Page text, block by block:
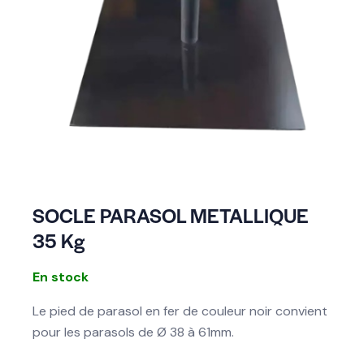
SOCLE PARASOL METALLIQUE
35 Kg
En stock
Le pied de parasol en fer de couleur noir convient
pour les parasols de Ø 38 à 61mm.